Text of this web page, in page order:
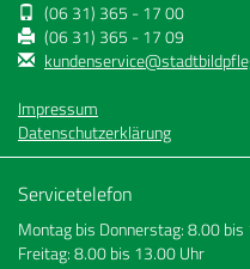
(06 31) 365 - 17 00
(06 31) 365 - 17 09
Impressum
Datenschutzerklärung
Servicetelefon
Montag bis Donnerstag: 8.00
Freitag: 8.00 bis 13.00 Uhr